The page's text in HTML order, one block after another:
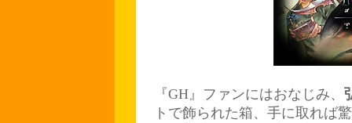
『GH』ファンにはおなじみ、
トで飾られた箱、手に取れば